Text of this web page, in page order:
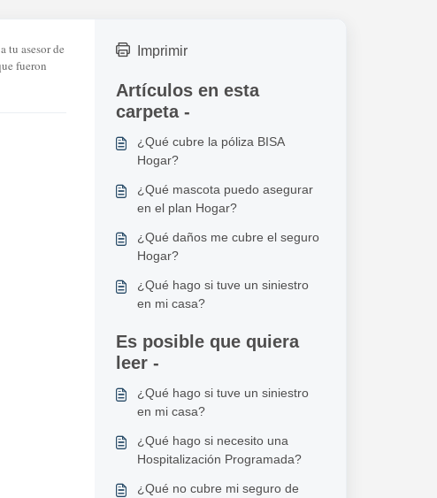
tu asesor de
fueron
Imprimir
Artículos en esta
carpeta -
¿Qué cubre la póliza BISA
Hogar?
¿Qué mascota puedo asegurar
en el plan Hogar?
¿Qué daños me cubre el seguro
Hogar?
¿Qué hago si tuve un siniestro
en mi casa?
Es posible que quiera
leer -
¿Qué hago si tuve un siniestro
en mi casa?
¿Qué hago si necesito una
Hospitalización Programada?
¿Qué no cubre mi seguro de